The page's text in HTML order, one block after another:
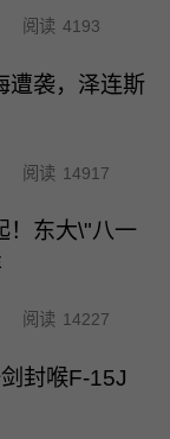
阅读 4193
遭袭，泽连斯
阅读 14917
！东大\"八一
阅读 14227
封喉F-15J